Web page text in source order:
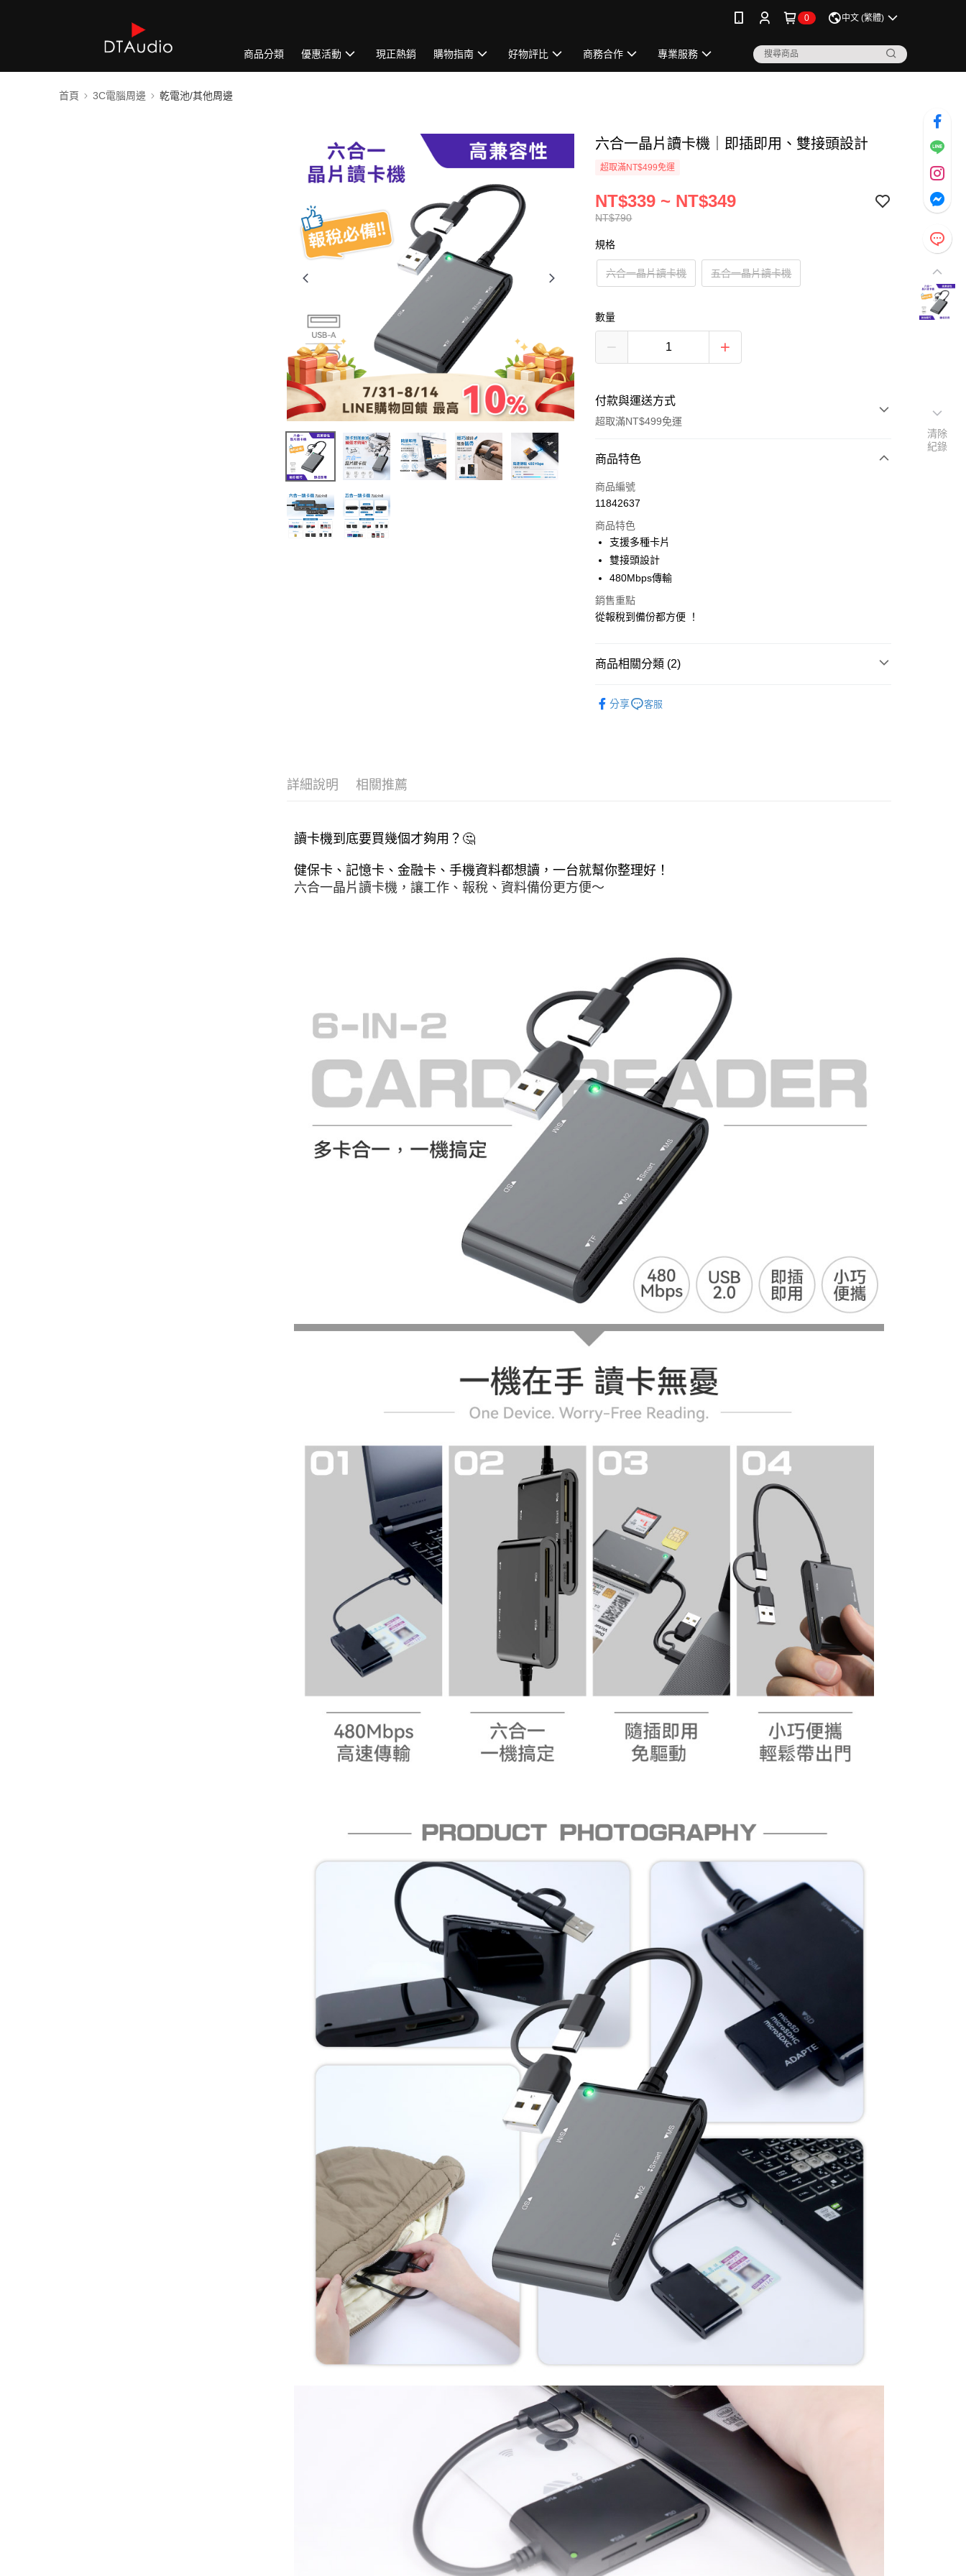
0 中文 (繁體)
商品分類 優惠活動 現正熱銷 購物指南 好物評比 商務合作 專業服務
首頁 3C電腦周邊 乾電池/其他周邊
六合一晶片讀卡機｜即插即用、雙接頭設計
超取滿NT$499免運
NT$790
NT$339 ~ NT$349
規格
六合一晶片讀卡機 五合一晶片讀卡機
數量
付款與運送方式
超取滿NT$499免運
付款方式
信用卡一次付款
LINE Pay
Apple Pay
悠遊付
ATM付款
付款後7-11取貨
每筆NT$60，滿NT$598(含以上)免運費
宅配
每筆NT$60，滿NT$800(含以上)免運費
外島宅配
每筆NT$100
商品特色
商品編號
11842637
商品特色
支援多種卡片
雙接頭設計
480Mbps傳輸
銷售重點
從報稅到備份都方便 ！
商品相關分類 (2)
分享 客服
詳細說明 相關推薦
讀卡機到底要買幾個才夠用？🤔
六合一晶片讀卡機，讓工作、報稅、資料備份更方便～
清除
紀錄